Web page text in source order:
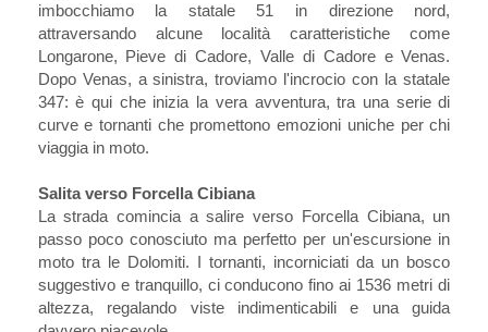
imbocchiamo la statale 51 in direzione nord,
attraversando alcune località caratteristiche come
Longarone, Pieve di Cadore, Valle di Cadore e Venas.
Dopo Venas, a sinistra, troviamo l'incrocio con la statale
347: è qui che inizia la vera avventura, tra una serie di
curve e tornanti che promettono emozioni uniche per chi
viaggia in moto.
Salita verso Forcella Cibiana
La strada comincia a salire verso Forcella Cibiana, un
passo poco conosciuto ma perfetto per un'escursione in
moto tra le Dolomiti. I tornanti, incorniciati da un bosco
suggestivo e tranquillo, ci conducono fino ai 1536 metri di
altezza, regalando viste indimenticabili e una guida